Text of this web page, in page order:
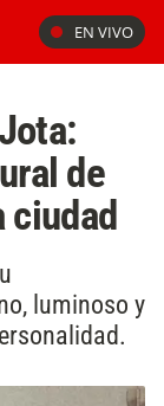
EN VIVO
de
ciudad
luminoso y